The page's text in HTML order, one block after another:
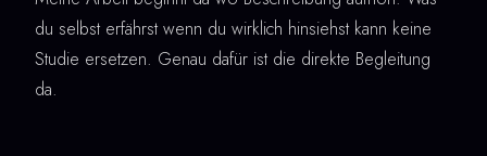
du selbst erfährst wenn du wirklich hinsiehst kann keine
Studie ersetzen. Genau dafür ist die direkte Begleitung
da.